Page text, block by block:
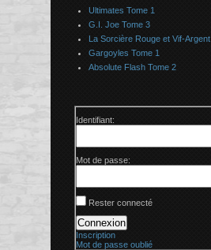
Ultimates Tome 1
G.I. Joe Tome 3
La Sorcière Rouge et Vif-Argent
Gargoyles Tome 1
Absolute Flash Tome 2
Identifiant:
Mot de passe:
Rester connecté
Connexion
Inscription
Mot de passe oublié